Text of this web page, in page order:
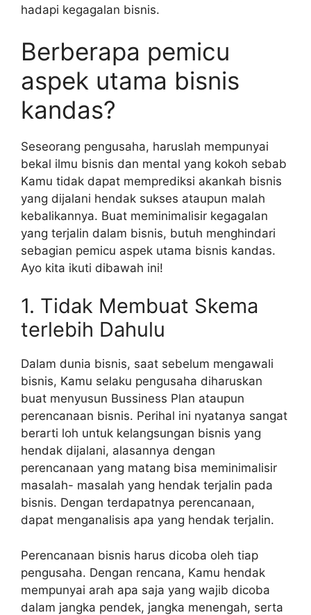
hadapi kegagalan bisnis.
Berberapa pemicu
aspek utama bisnis
kandas?
Seseorang pengusaha, haruslah mempunyai
bekal ilmu bisnis dan mental yang kokoh sebab
Kamu tidak dapat memprediksi akankah bisnis
yang dijalani hendak sukses ataupun malah
kebalikannya. Buat meminimalisir kegagalan
yang terjalin dalam bisnis, butuh menghindari
sebagian pemicu aspek utama bisnis kandas.
Ayo kita ikuti dibawah ini!
1. Tidak Membuat Skema
terlebih Dahulu
Dalam dunia bisnis, saat sebelum mengawali
bisnis, Kamu selaku pengusaha diharuskan
buat menyusun Bussiness Plan ataupun
perencanaan bisnis. Perihal ini nyatanya sangat
berarti loh untuk kelangsungan bisnis yang
hendak dijalani, alasannya dengan
perencanaan yang matang bisa meminimalisir
masalah- masalah yang hendak terjalin pada
bisnis. Dengan terdapatnya perencanaan,
dapat menganalisis apa yang hendak terjalin.
Perencanaan bisnis harus dicoba oleh tiap
pengusaha. Dengan rencana, Kamu hendak
mempunyai arah apa saja yang wajib dicoba
dalam jangka pendek, jangka menengah, serta